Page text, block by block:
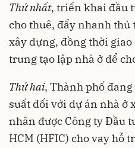
Thứ nhất, triển khai đầu
cho thuê, đẩy nhanh thủ
xây dựng, đồng thời
trung tạo lập nhà ở để
Thứ hai, Thành phố
suất đối với dự án nhà ở
nhân được Công ty Đầu
HCM (HFIC) cho vay hỗ